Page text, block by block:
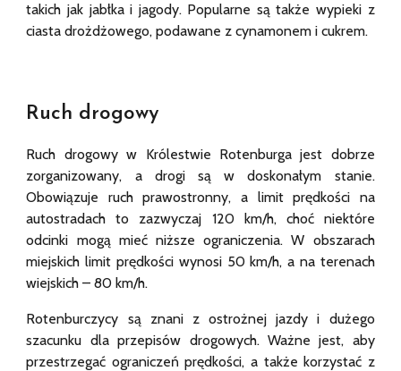
takich jak jabłka i jagody. Popularne są także wypieki z
ciasta drożdżowego, podawane z cynamonem i cukrem.
Ruch drogowy
Ruch drogowy w Królestwie Rotenburga jest dobrze
zorganizowany, a drogi są w doskonałym stanie.
Obowiązuje ruch prawostronny, a limit prędkości na
autostradach to zazwyczaj 120 km/h, choć niektóre
odcinki mogą mieć niższe ograniczenia. W obszarach
miejskich limit prędkości wynosi 50 km/h, a na terenach
wiejskich – 80 km/h.
Rotenburczycy są znani z ostrożnej jazdy i dużego
szacunku dla przepisów drogowych. Ważne jest, aby
przestrzegać ograniczeń prędkości, a także korzystać z